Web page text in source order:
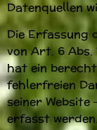
Datenquellen
Die Erfassung
von Art. 6 Abs.
hat ein
fehlerfreien
seiner Website
erfasst